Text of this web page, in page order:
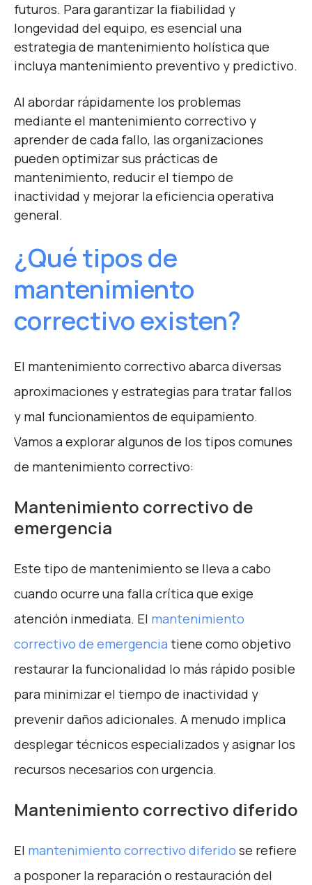
futuros. Para garantizar la fiabilidad y
longevidad del equipo, es esencial una
estrategia de mantenimiento holística que
incluya mantenimiento preventivo y predictivo.
Al abordar rápidamente los problemas
mediante el mantenimiento correctivo y
aprender de cada fallo, las organizaciones
pueden optimizar sus prácticas de
mantenimiento, reducir el tiempo de
inactividad y mejorar la eficiencia operativa
general.
¿Qué tipos de
mantenimiento
correctivo existen?
El mantenimiento correctivo abarca diversas
aproximaciones y estrategias para tratar fallos
y mal funcionamientos de equipamiento.
Vamos a explorar algunos de los tipos comunes
de mantenimiento correctivo:
Mantenimiento correctivo de
emergencia
Este tipo de mantenimiento se lleva a cabo
cuando ocurre una falla crítica que exige
atención inmediata. El mantenimiento
correctivo de emergencia tiene como objetivo
restaurar la funcionalidad lo más rápido posible
para minimizar el tiempo de inactividad y
prevenir daños adicionales. A menudo implica
desplegar técnicos especializados y asignar los
recursos necesarios con urgencia.
Mantenimiento correctivo diferido
El mantenimiento correctivo diferido se refiere
a posponer la reparación o restauración del